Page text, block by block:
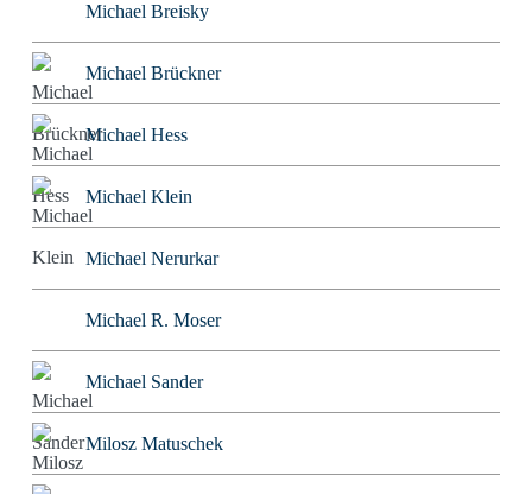
Michael Breisky
Michael Brückner
Michael Hess
Michael Klein
Michael Nerurkar
Michael R. Moser
Michael Sander
Milosz Matuschek